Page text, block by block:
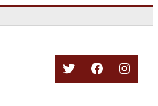
TwitterFacebook